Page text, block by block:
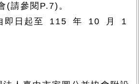
(請參閱 P.7)。
即日起至 115 年 10 月 1